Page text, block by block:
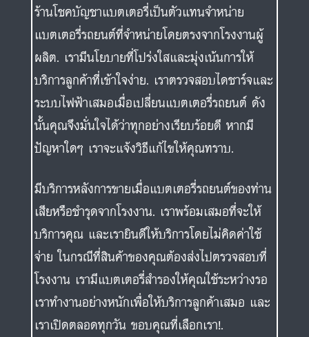
ร้านโชคบัญชาแบตเตอรี่เป็นตัวแทนจำหน่าย
แบตเตอรี่รถยนต์ที่จำหน่ายโดยตรงจากโรงงานผู้
ผลิต. เรามีนโยบายที่โปร่งใสและมุ่งเน้นการให้
บริการลูกค้าที่เข้าใจง่าย. เราตรวจสอบไดชาร์จและ
ระบบไฟฟ้าเสมอเมื่อเปลี่ยนแบตเตอรี่รถยนต์ ดัง
นั้นคุณจึงมั่นใจได้ว่าทุกอย่างเรียบร้อยดี หากมี
ปัญหาใดๆ เราจะแจ้งวิธีแก้ไขให้คุณทราบ.
มีบริการหลังการขายเมื่อแบตเตอรี่รถยนต์ของท่าน
เสียหรือชำรุดจากโรงงาน. เราพร้อมเสมอที่จะให้
บริการคุณ และเรายินดีให้บริการโดยไม่คิดค่าใช้
จ่าย ในกรณีที่สินค้าของคุณต้องส่งไปตรวจสอบที่
โรงงาน เรามีแบตเตอรี่สำรองให้คุณใช้ระหว่างรอ
เราทำงานอย่างหนักเพื่อให้บริการลูกค้าเสมอ และ
เราเปิดตลอดทุกวัน ขอบคุณที่เลือกเรา!.